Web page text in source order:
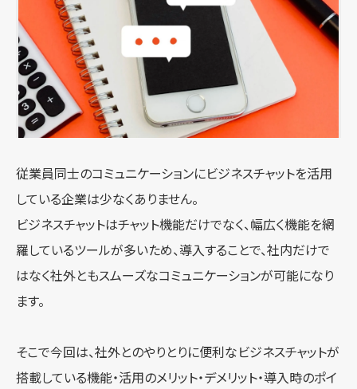
従業員同士のコミュニケーションにビジネスチャットを活用
している企業は少なくありません。
ビジネスチャットはチャット機能だけでなく、幅広く機能を網
羅しているツールが多いため、導入することで、社内だけで
はなく社外ともスムーズなコミュニケーションが可能になり
ます。
そこで今回は、社外とのやりとりに便利なビジネスチャットが
搭載している機能・活用のメリット・デメリット・導入時のポイ